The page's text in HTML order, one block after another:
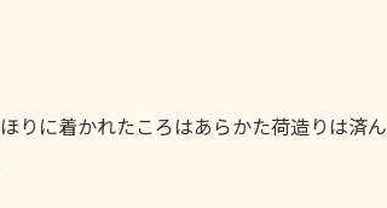
りに着かれたころはあらかた荷造りは済ん